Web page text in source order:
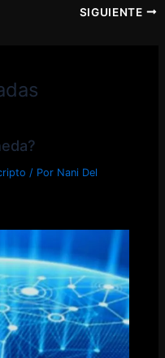
SIGUIENTE
/ Por Nani Del